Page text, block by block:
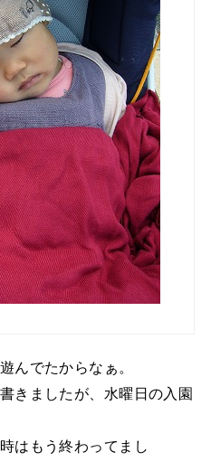
んでたからなぁ。
きましたが、水曜日の入園
はもう終わってまし